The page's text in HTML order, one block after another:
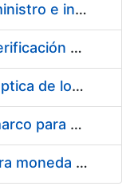
Acuerdo marco para el suministro e instalación de persianas, estores y otros complementos
Servicio de Calibración y Verificación Externa de los Equipos de Medición del Servicio de Prevención de la FNMT-RCM
Conexión mediante Fibra Óptica de los Centros de Proceso de Datos (CPDs) de las sedes de la FNMT-RCM de Burgos y Madrid
Contratación de acuerdo marco para el Suministro de Material de Electricidad para la Fábrica Nacional de Moneda y Timbre-Real Casa de la Moneda en su centro de trabajo de Burgos
Suministro de estuches para moneda de 30 €